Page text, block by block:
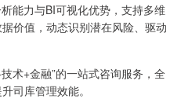
能力与BI可视化优势，支持多维
价值，动态识别潜在风险、驱动
术+金融”的一站式咨询服务，全
司库管理效能。